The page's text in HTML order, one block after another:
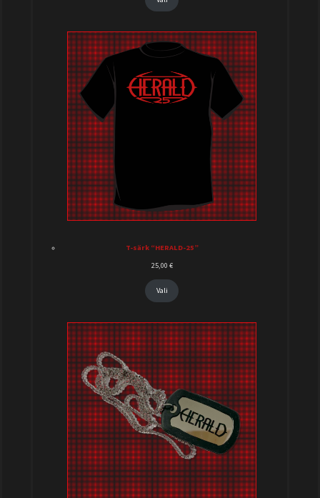
T-särk “HERALD-25”
25,00 €
Vali